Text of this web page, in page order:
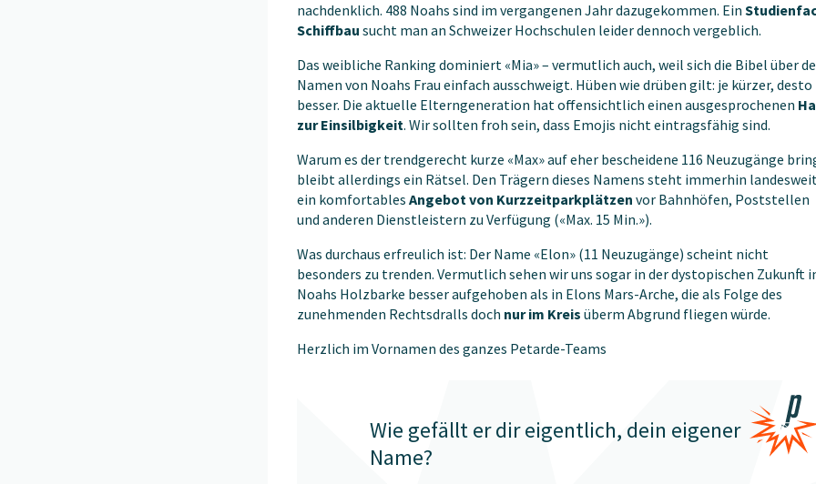
nachdenklich. 488 Noahs sind im vergangenen Jahr dazugekommen. Ein
Schiffbau sucht man an Schweizer Hochschulen leider dennoch vergeblich.
Das weibliche Ranking dominiert «Mia» – vermutlich auch, weil sich die Bibel über
Namen von Noahs Frau einfach ausschweigt. Hüben wie drüben gilt: je kürzer, desto
besser. Die aktuelle Elterngeneration hat offensichtlich einen ausgesprochenen
zur Einsilbigkeit. Wir sollten froh sein, dass Emojis nicht eintragsfähig sind.
Warum es der trendgerecht kurze «Max» auf eher bescheidene 116 Neuzugänge
bleibt allerdings ein Rätsel. Den Trägern dieses Namens steht immerhin
ein komfortables Angebot von Kurzzeitparkplätzen vor Bahnhöfen, Poststellen
und anderen Dienstleistern zu Verfügung («Max. 15 Min.»).
Was durchaus erfreulich ist: Der Name «Elon» (11 Neuzugänge) scheint nicht
besonders zu trenden. Vermutlich sehen wir uns sogar in der dystopischen Zukunft
Noahs Holzbarke besser aufgehoben als in Elons Mars-Arche, die als Folge des
zunehmenden Rechtsdralls doch nur im Kreis überm Abgrund fliegen würde.
Herzlich im Vornamen des ganzes Petarde-Teams
Wie gefällt er dir eigentlich, dein eigener
Name?